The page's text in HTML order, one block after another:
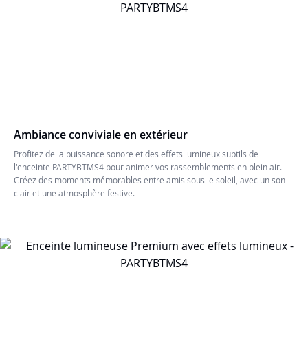
Ambiance conviviale en extérieur
Profitez de la puissance sonore et des effets lumineux subtils de
l'enceinte PARTYBTMS4 pour animer vos rassemblements en plein air.
Créez des moments mémorables entre amis sous le soleil, avec un son
clair et une atmosphère festive.